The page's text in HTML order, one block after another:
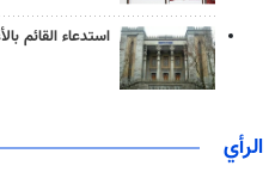
استدعاء القائم
الرأي